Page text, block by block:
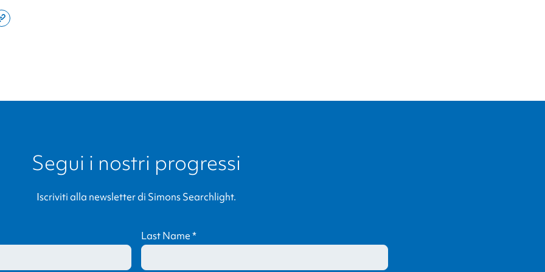
Copy
Segui i nostri progressi
Iscriviti alla newsletter di Simons Searchlight.
Last Name*